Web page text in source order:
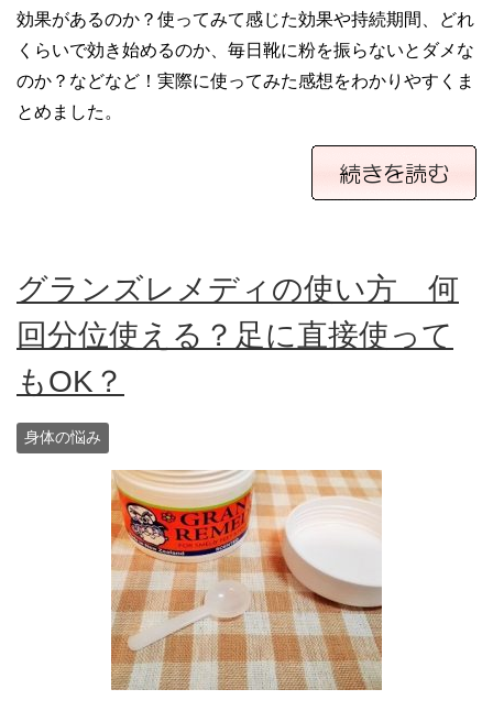
効果があるのか？使ってみて感じた効果や持続期間、どれ
くらいで効き始めるのか、毎日靴に粉を振らないとダメな
のか？などなど！実際に使ってみた感想をわかりやすくま
とめました。
グランズレメディの使い方 何
回分位使える？足に直接使って
もOK？
身体の悩み